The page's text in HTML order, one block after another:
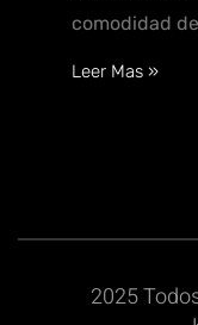
comodidad de
Leer Mas »
2025